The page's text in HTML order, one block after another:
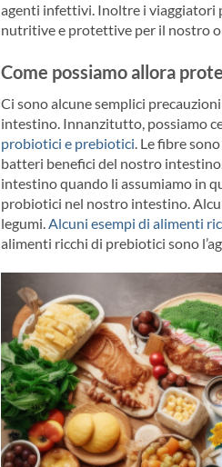
agenti infettivi. Inoltre i viaggiatori
nutritive e protettive per il nostro
Come possiamo allora
Ci sono alcune semplici
intestino. Innanzitutto, possiamo
probiotici e prebiotici. Le fibre
batteri benefici del nostro
intestino quando li assumiamo in
probiotici nel nostro intestino.
legumi.Alcuni esempi di alimenti
alimenti ricchi di prebiotici sono